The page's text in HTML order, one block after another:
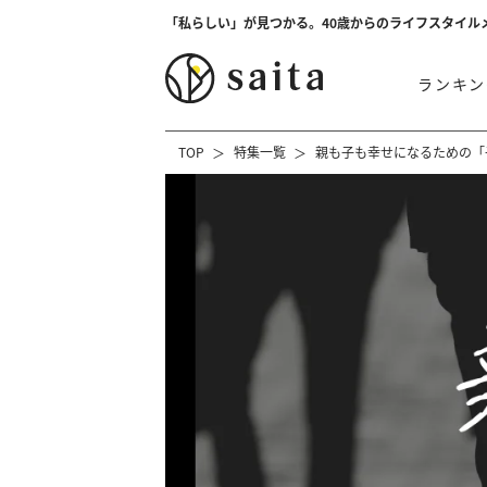
「私らしい」が見つかる。40歳からのライフスタイル
ランキ
TOP 特集一覧 親も子も幸せになるための